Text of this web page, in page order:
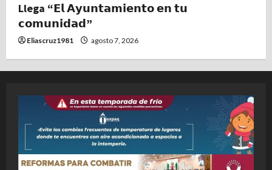
Llega “𝗘𝗹 𝗔𝘆𝘂𝗻𝘁𝗮𝗺𝗶𝗲𝗻𝘁𝗼 𝗲𝗻 𝘁𝘂
𝗰𝗼𝗺𝘂𝗻𝗶𝗱𝗮𝗱”
Eliascruz1981 agosto 7, 2026